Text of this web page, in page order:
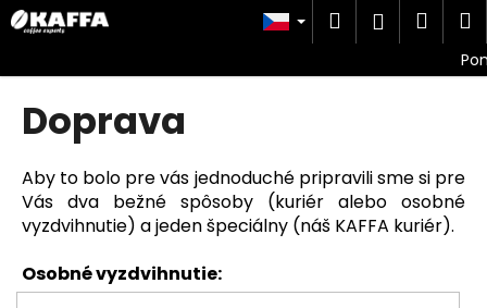
Přejít
na
Hledat
košík
Doprava
Aby to bolo pre vás jednoduché pripravili sme si pre
Vás dva bežné spôsoby (kuriér alebo osobné
vyzdvihnutie) a jeden špeciálny (náš KAFFA kuriér).
Osobné vyzdvihnutie:
K
o
š
C
p
o
t
ř
e